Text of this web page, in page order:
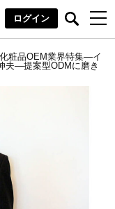
ログイン
化粧品OEM業界特集―イ
夫―提案型ODMに磨き